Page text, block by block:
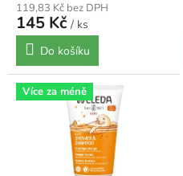
119,83 Kč bez DPH
145 Kč / ks
Do košíku
Více za méně